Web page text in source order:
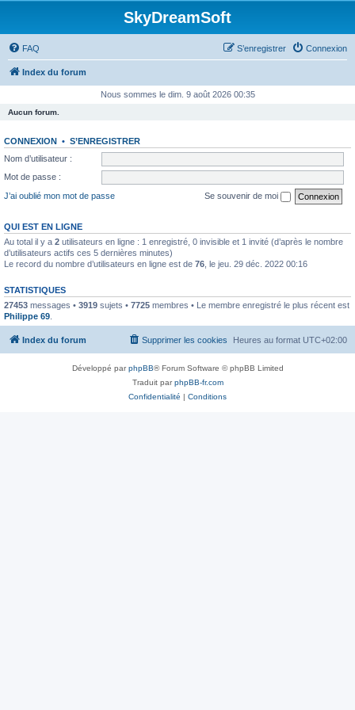
SkyDreamSoft
FAQ Connexion
S’enregistrer
Index du forum
Nous sommes le dim. 9 août 2026 00:35
Aucun forum.
CONNEXION • S’ENREGISTRER
Nom d’utilisateur :
Mot de passe :
J’ai oublié mon mot de passe
Se souvenir de moi
QUI EST EN LIGNE
Au total il y a 2 utilisateurs en ligne : 1 enregistré, 0 invisible et 1 invité (d’après le nombre
d’utilisateurs actifs ces 5 dernières minutes)
Le record du nombre d’utilisateurs en ligne est de 76 , le jeu. 29 déc. 2022 00:16
STATISTIQUES
27453 messages • 3919 sujets • 7725 membres • Le membre enregistré le plus récent est
Philippe 69
Index du forum Heures au format UTC+02:00
Supprimer les cookies
Développé parphpBB® Forum Software © phpBB Limited
Traduit parphpBB-fr.com
Confidentialité | Conditions